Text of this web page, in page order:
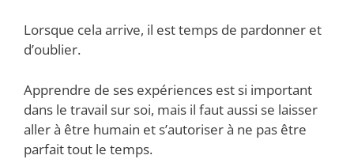
Lorsque cela arrive, il est temps de pardonner et
d’oublier.
Apprendre de ses expériences est si important
dans le travail sur soi, mais il faut aussi se laisser
aller à être humain et s’autoriser à ne pas être
parfait tout le temps.